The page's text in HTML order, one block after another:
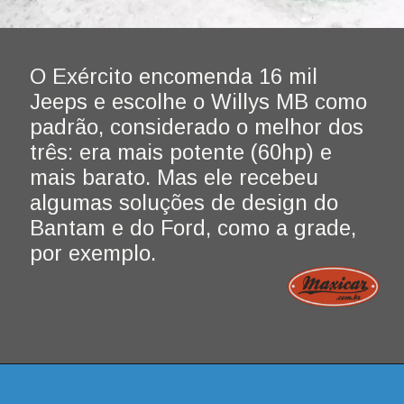
O Exército encomenda 16 mil
Jeeps e escolhe o Willys MB como
padrão, considerado o melhor dos
três: era mais potente (60hp) e
mais barato. Mas ele recebeu
algumas soluções de design do
Bantam e do Ford, como a grade,
por exemplo.